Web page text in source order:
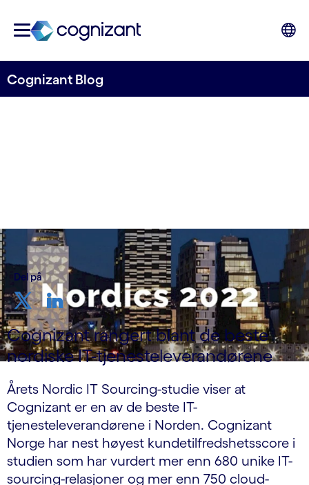
Cognizant Blog
Del på
Cognizant rangert blant de beste
nordiske IT-tjenesteleverandørene
Årets Nordic IT Sourcing-studie viser at
Cognizant er en av de beste IT-
tjenesteleverandørene i Norden. Cognizant
Norge har nest høyest kundetilfredshetsscore i
studien som har vurdert mer enn 680 unike IT-
sourcing-relasjoner og mer enn 750 cloud-